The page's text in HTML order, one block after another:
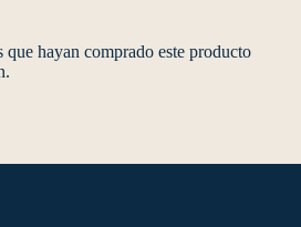
que hayan comprado este producto